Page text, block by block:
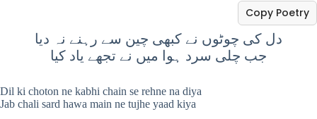
دل کی چوٹوں نے کبھی چین سے رہنے نہ دیا
جب چلی سرد ہوا میں نے تجھے یاد کیا
Copy Poetry
Dil ki choton ne kabhi chain se rehne na diya
Jab chali sard hawa main ne tujhe yaad kiya